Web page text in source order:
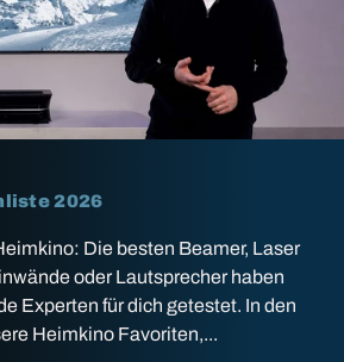
2026
Die besten Beamer, Laser
oder Lautsprecher haben
Experten für dich getestet. In den
Heimkino Favoriten,...